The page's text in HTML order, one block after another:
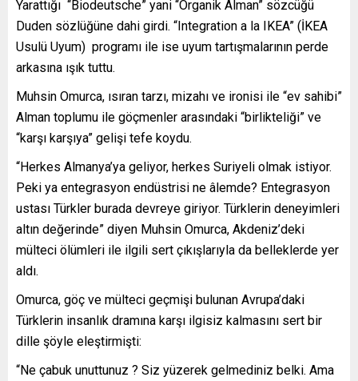
Yarattığı “Biodeutsche” yani “Organik Alman” sözcüğü
Duden sözlüğüne dahi girdi. “Integration a la IKEA” (İKEA
Usulü Uyum) programı ile ise uyum tartışmalarının perde
arkasına ışık tuttu.
Muhsin Omurca, ısıran tarzı, mizahı ve ironisi ile “ev sahibi”
Alman toplumu ile göçmenler arasındaki “birlikteliği” ve
“karşı karşıya” gelişi tefe koydu.
“Herkes Almanya’ya geliyor, herkes Suriyeli olmak istiyor.
Peki ya entegrasyon endüstrisi ne âlemde? Entegrasyon
ustası Türkler burada devreye giriyor. Türklerin deneyimleri
altın değerinde” diyen Muhsin Omurca, Akdeniz’deki
mülteci ölümleri ile ilgili sert çıkışlarıyla da belleklerde yer
aldı.
Omurca, göç ve mülteci geçmişi bulunan Avrupa’daki
Türklerin insanlık dramına karşı ilgisiz kalmasını sert bir
dille şöyle eleştirmişti:
“Ne çabuk unuttunuz ? Siz yüzerek gelmediniz belki. Ama